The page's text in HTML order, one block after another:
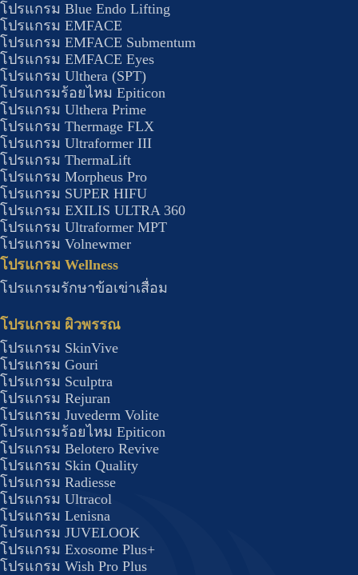
โปรแกรม Blue Endo Lifting
โปรแกรม EMFACE
โปรแกรม EMFACE Submentum
โปรแกรม EMFACE Eyes
โปรแกรม Ulthera (SPT)
โปรแกรมร้อยไหม Epiticon
โปรแกรม Ulthera Prime
โปรแกรม Thermage FLX
โปรแกรม Ultraformer III
โปรแกรม ThermaLift
โปรแกรม Morpheus Pro
โปรแกรม SUPER HIFU
โปรแกรม EXILIS ULTRA 360
โปรแกรม Ultraformer MPT
โปรแกรม Volnewmer
โปรแกรม Wellness​
โปรแกรมรักษาข้อเข่าเสื่อม
โปรแกรม ผิวพรรณ
โปรแกรม SkinVive
โปรแกรม Gouri
โปรแกรม Sculptra
โปรแกรม Rejuran
โปรแกรม Juvederm Volite
โปรแกรมร้อยไหม Epiticon
โปรแกรม Belotero Revive
โปรแกรม Skin Quality
โปรแกรม Radiesse
โปรแกรม Ultracol
โปรแกรม Lenisna
โปรแกรม JUVELOOK
โปรแกรม Exosome Plus+
โปรแกรม Wish Pro Plus